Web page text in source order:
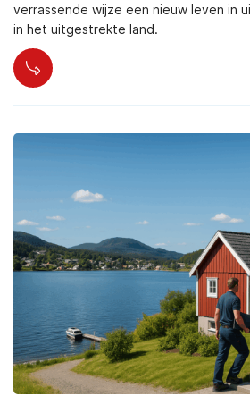
verrassende wijze een nieuw leven in
in het uitgestrekte land.